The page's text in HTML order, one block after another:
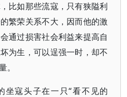
比如那些流寇，只有狭隘利
繁荣关系不大，因而他的激
通过损害社会利益来提高自
为生，可以逞强一时，却不
。
坐寇头子在一只“看不见的